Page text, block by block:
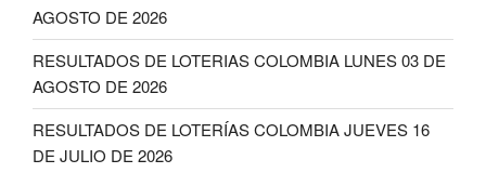
AGOSTO DE 2026
RESULTADOS DE LOTERIAS COLOMBIA LUNES 03 DE
AGOSTO DE 2026
RESULTADOS DE LOTERÍAS COLOMBIA JUEVES 16
DE JULIO DE 2026